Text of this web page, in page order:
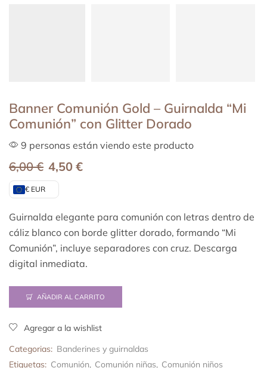
Banner Comunión Gold – Guirnalda “Mi
Comunión” con Glitter Dorado
9 personas están viendo este producto
6,00€ 4,50 €
€ EUR
Guirnalda elegante para comunión con letras dentro de
cáliz blanco con borde glitter dorado, formando “Mi
Comunión”, incluye separadores con cruz. Descarga
digital inmediata.
AÑADIR AL CARRITO
Agregar a la wishlist
Categorias: Banderines y guirnaldas
Etiquetas: Comunión, Comunión niñas, Comunión niños